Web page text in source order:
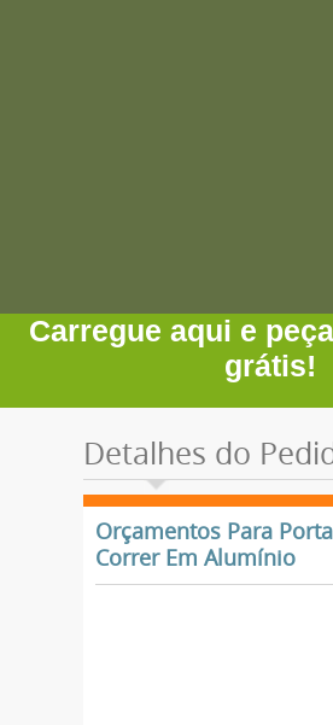
Carregue aqui e
grátis!
Detalhes do
Orçamentos Para
Correr Em Alumínio